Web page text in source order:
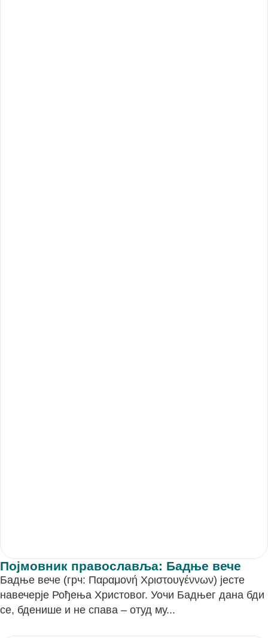
Појмовник православља: Бадње вече
Бадње вече (грч: Παραμονή Χριστουγέννων) јесте
навечерје Рођења Христовог. Уочи Бадњег дана бди
се, бденише и не спава – отуд му...